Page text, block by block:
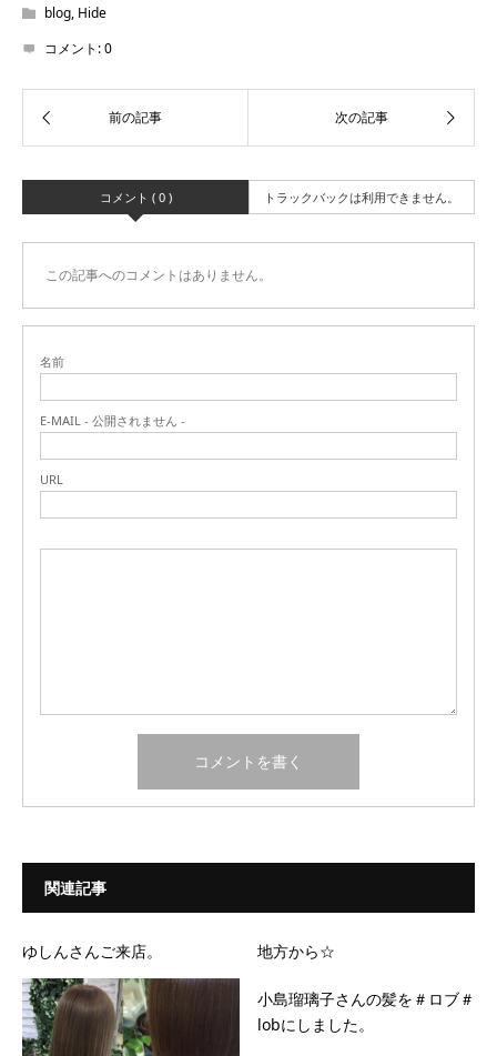
blog, Hide
コメント:0
コメント ( 0 ) トラックバックは利用できません。
この記事へのコメントはありません。
名前
E-MAIL - 公開されません -
URL
関連記事
ゆしんさんご来店。 地方から☆
小島瑠璃子さんの髪を＃ロブ＃
lobにしました。